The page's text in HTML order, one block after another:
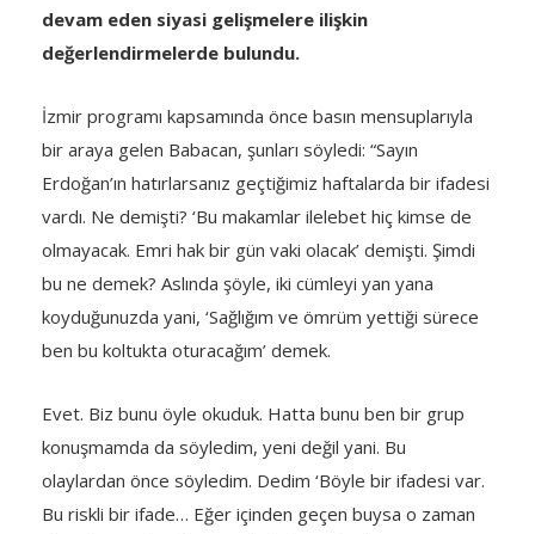
devam eden siyasi gelişmelere ilişkin
değerlendirmelerde bulundu.
İzmir programı kapsamında önce basın mensuplarıyla
bir araya gelen Babacan, şunları söyledi: “Sayın
Erdoğan’ın hatırlarsanız geçtiğimiz haftalarda bir ifadesi
vardı. Ne demişti? ‘Bu makamlar ilelebet hiç kimse de
olmayacak. Emri hak bir gün vaki olacak’ demişti. Şimdi
bu ne demek? Aslında şöyle, iki cümleyi yan yana
koyduğunuzda yani, ‘Sağlığım ve ömrüm yettiği sürece
ben bu koltukta oturacağım’ demek.
Evet. Biz bunu öyle okuduk. Hatta bunu ben bir grup
konuşmamda da söyledim, yeni değil yani. Bu
olaylardan önce söyledim. Dedim ‘Böyle bir ifadesi var.
Bu riskli bir ifade… Eğer içinden geçen buysa o zaman